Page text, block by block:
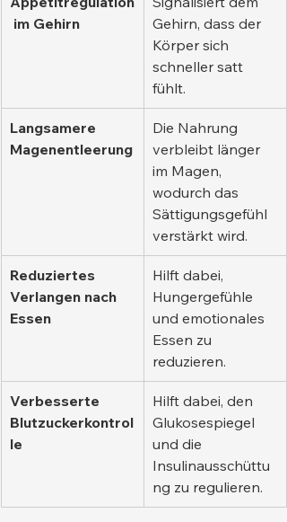
im Gehirn
Gehirn, dass der
Körper sich
schneller satt
fühlt.
Langsamere
Magenentleerung
Die Nahrung
verbleibt länger
im Magen,
wodurch das
Sättigungsgefühl
verstärkt wird.
Reduziertes
Verlangen nach
Essen
Hilft dabei,
Hungergefühle
und emotionales
Essen zu
reduzieren.
Verbesserte
Blutzuckerkontrol
le
Hilft dabei, den
Glukosespiegel
und die
Insulinausschüttu
ng zu regulieren.